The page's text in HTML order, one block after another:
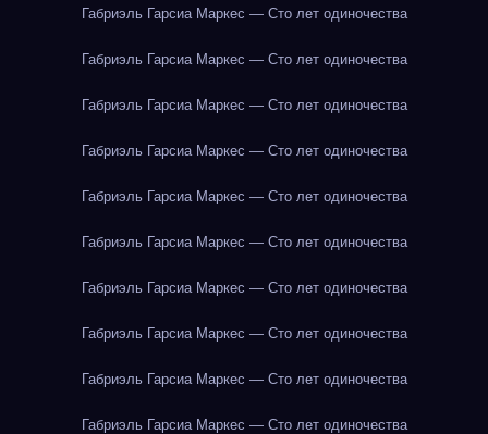
Габриэль Гарсиа Маркес — Сто лет одиночества
Габриэль Гарсиа Маркес — Сто лет одиночества
Габриэль Гарсиа Маркес — Сто лет одиночества
Габриэль Гарсиа Маркес — Сто лет одиночества
Габриэль Гарсиа Маркес — Сто лет одиночества
Габриэль Гарсиа Маркес — Сто лет одиночества
Габриэль Гарсиа Маркес — Сто лет одиночества
Габриэль Гарсиа Маркес — Сто лет одиночества
Габриэль Гарсиа Маркес — Сто лет одиночества
Габриэль Гарсиа Маркес — Сто лет одиночества